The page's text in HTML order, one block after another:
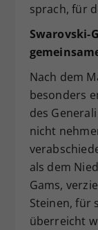
sprach, für
Swarovski-
Nach dem
besonders
des
nicht
als dem
Gams,
Steinen, für
überreicht